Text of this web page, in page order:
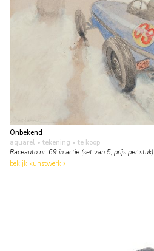
Onbekend
aquarel • tekening • te koop
Raceauto nr. 69 in actie (set van 5, prijs per stuk)
bekijk kunstwerk